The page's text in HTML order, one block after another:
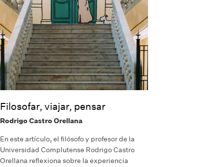
Filosofar, viajar, pensar
Rodrigo Castro Orellana
En este artículo, el filósofo y profesor de la
Universidad Complutense Rodrigo Castro
Orellana reflexiona sobre la experiencia